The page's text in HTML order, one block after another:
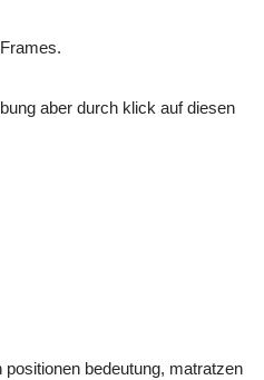
aber durch klick auf diesen
bedeutung, matratzen